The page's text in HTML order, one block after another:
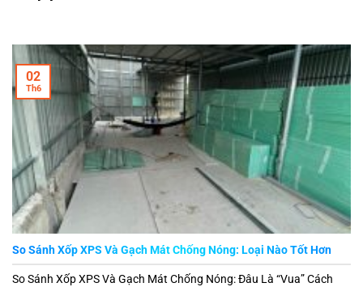
So Sánh Xốp XPS Và Gạch Mát Chống Nóng: Loại Nào Tốt Hơn
So Sánh Xốp XPS Và Gạch Mát Chống Nóng: Đâu Là “Vua” Cách
02
Th6